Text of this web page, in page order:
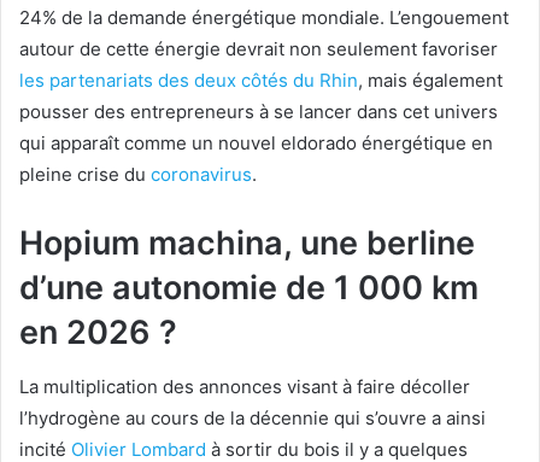
24% de la demande énergétique mondiale. L’engouement
autour de cette énergie devrait non seulement favoriser
les partenariats des deux côtés du Rhin, mais également
pousser des entrepreneurs à se lancer dans cet univers
qui apparaît comme un nouvel eldorado énergétique en
pleine crise du coronavirus.
Hopium machina, une berline
d’une autonomie de 1 000 km
en 2026 ?
La multiplication des annonces visant à faire décoller
l’hydrogène au cours de la décennie qui s’ouvre a ainsi
incité Olivier Lombard à sortir du bois il y a quelques